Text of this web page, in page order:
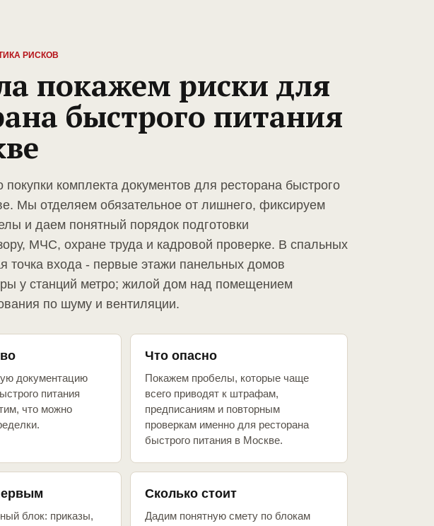
РИСКОВ
покажем риски для
быстрого питания
покупки комплекта документов для ресторана быстрого
Мы отделяем обязательное от лишнего, фиксируем
и даем понятный порядок подготовки
МЧС, охране труда и кадровой проверке. В спальных
точка входа - первые этажи панельных домов
у станций метро; жилой дом над помещением
по шуму и вентиляции.
документацию
питания
что можно
Что опасно
Покажем пробелы, которые чаще
всего приводят к штрафам,
предписаниям и повторным
проверкам именно для ресторана
быстрого питания в Москве.
блок: приказы,
Сколько стоит
Дадим понятную смету по блокам